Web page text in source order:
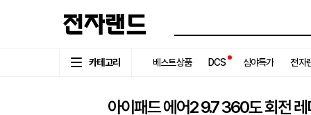
카테고리 베스트상품 DCS 심야특가 전자
아이패드 에어2 9.7 360도 회전